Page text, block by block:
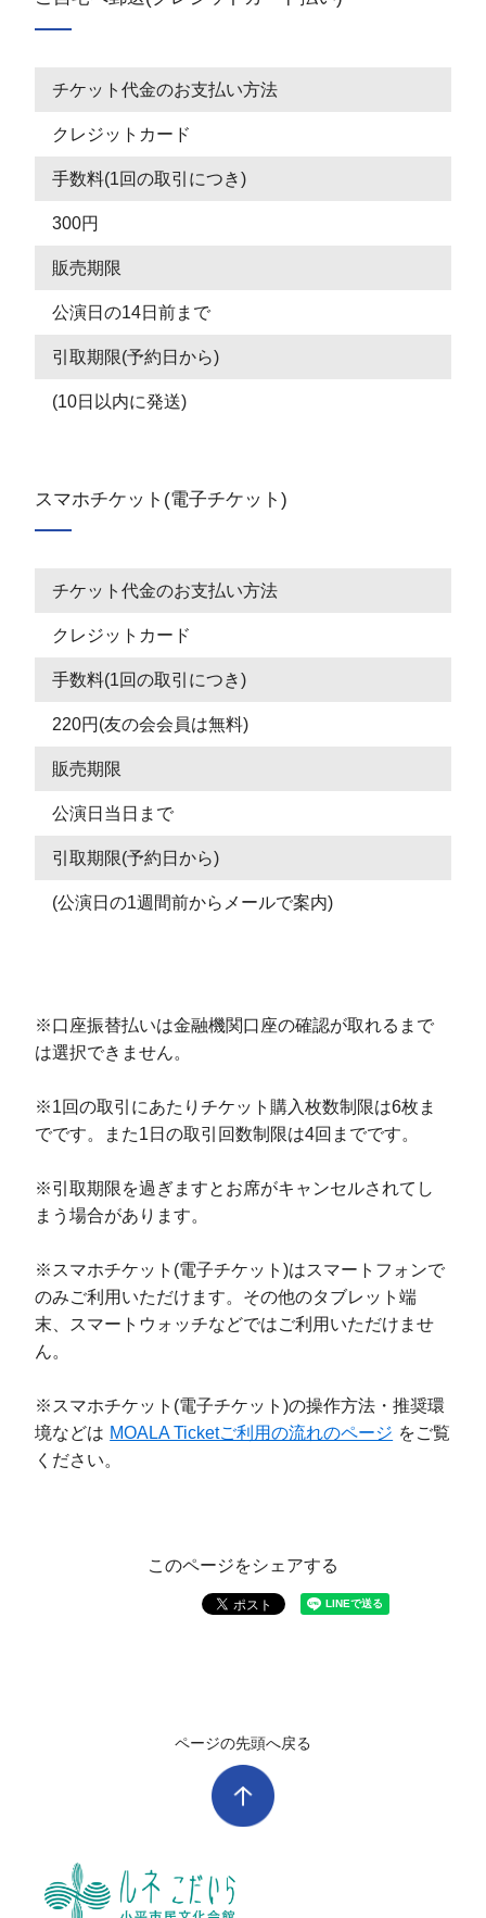
チケット代金のお支払い方法
クレジットカード
手数料(1回の取引につき)
300円
販売期限
公演日の14日前まで
引取期限(予約日から)
(10日以内に発送)
スマホチケット(電子チケット)
チケット代金のお支払い方法
クレジットカード
手数料(1回の取引につき)
220円(友の会会員は無料)
販売期限
公演日当日まで
引取期限(予約日から)
(公演日の1週間前からメールで案内)
※口座振替払いは金融機関口座の確認が取れるまで
は選択できません。
※1回の取引にあたりチケット購入枚数制限は6枚ま
でです。また1日の取引回数制限は4回までです。
※引取期限を過ぎますとお席がキャンセルされてし
まう場合があります。
※スマホチケット(電子チケット)はスマートフォンで
のみご利用いただけます。その他のタブレット端
末、スマートウォッチなどではご利用いただけませ
ん。
※スマホチケット(電子チケット)の操作方法・推奨環
境などは MOALA Ticketご利用の流れのページ をご覧
ください。
このページをシェアする
ページの先頭へ戻る